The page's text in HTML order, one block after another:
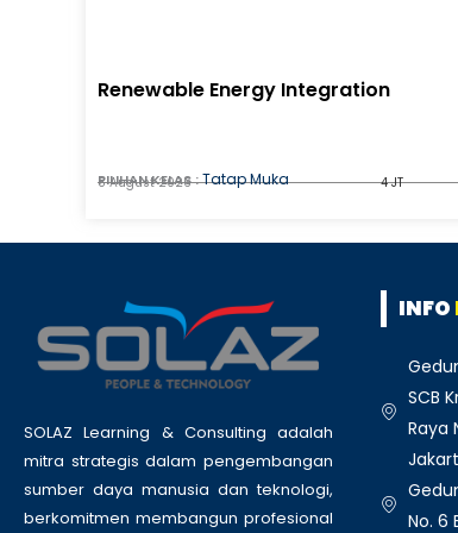
Renewable Energy Integration
PILIHAN KELAS :Tatap Muka
8 August 2026 4 JT
SOLAZ Learning & Consulting adalah
mitra strategis dalam pengembangan
sumber daya manusia dan teknologi,
berkomitmen membangun profesional
INFO
SCB
Raya
No. 6